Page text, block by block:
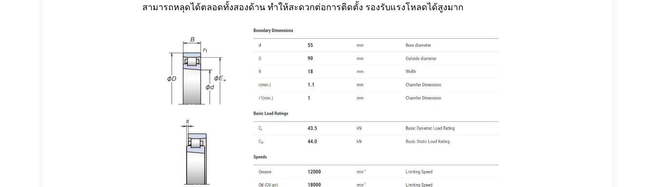
สามารถหลุดได้ตลอดทั้งสองด้าน ทำให้สะดวกต่อการติดตั้ง รองรับแรงโหลดได้สูงมาก